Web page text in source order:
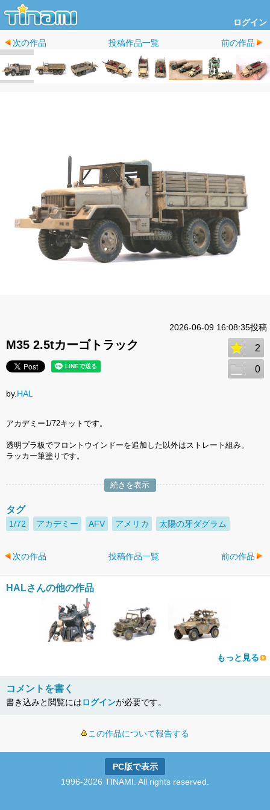
ログイン
次の作品 投稿作品一覧 前の作品
2026-06-09 16:08:35投稿
M35 2.5tカーゴトラック 2
0
by. HAL
アカデミー1/72キットです。
透明プラ板でフロントウインドーを追加した以外はストレート組み。
ラッカー筆塗りです。
続きを表示
タグ
1/72 アカデミー AFV アメリカ 太陽の牙ダグラム
次の作品 投稿作品一覧 前の作品
HALさんの他の作品
もっと見る
コメントを書く
書き込みと閲覧にはログインが必要です。
この作品について報告する
PC版で表示
1996-2026 TINAMI. All rights reserved.